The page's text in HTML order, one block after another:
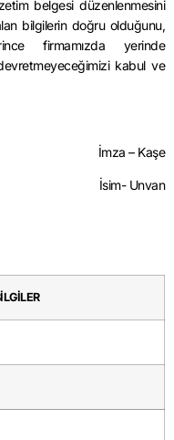
belgesi düzenlenmesini
bilgilerin doğru olduğunu,
firmamızda yerinde
kabul ve
İmza – Kaşe
İsim- Unvan